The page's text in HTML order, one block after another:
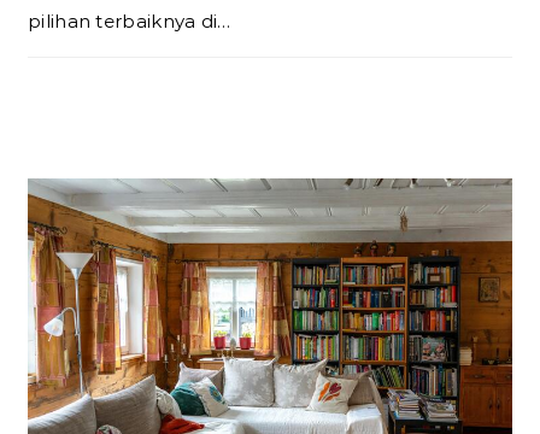
pilihan terbaiknya di…